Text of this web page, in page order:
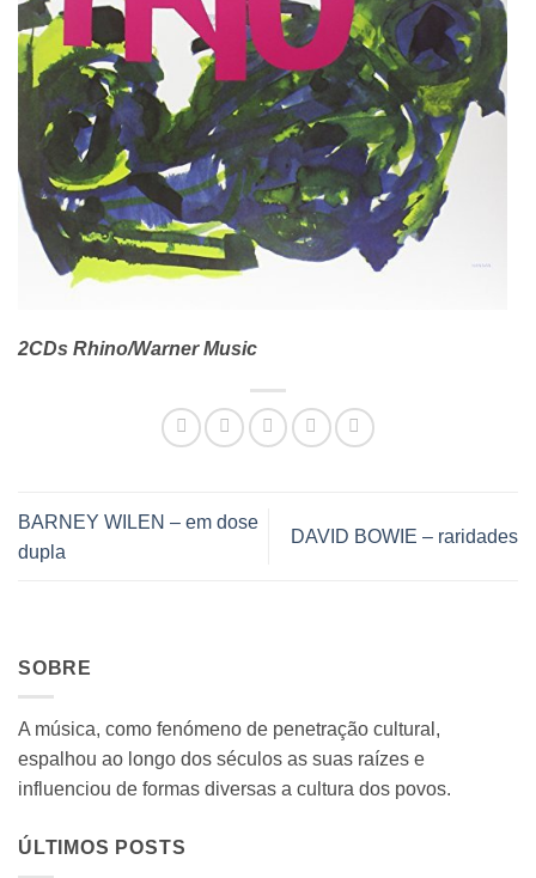
2CDs Rhino/Warner Music
BARNEY WILEN – em dose
dupla
DAVID BOWIE – raridades
SOBRE
A música, como fenómeno de penetração cultural,
espalhou ao longo dos séculos as suas raízes e
influenciou de formas diversas a cultura dos povos.
ÚLTIMOS POSTS